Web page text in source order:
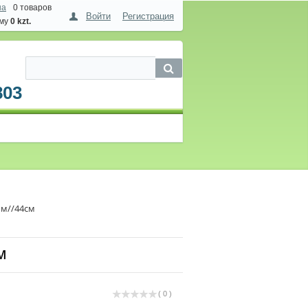
0 товаров
0 kzt. Войти Регистрация
44см
( 0 )